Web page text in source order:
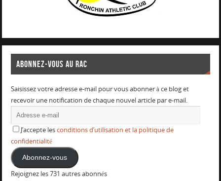
ABONNEZ-VOUS AU RAC
Saisissez votre adresse e-mail pour vous abonner à ce blog et
recevoir une notification de chaque nouvel article par e-mail.
J’accepte lesconditions d’utilisation et la politique de
confidentialité
Abonnez-vous
Rejoignez les 731 autres abonnés